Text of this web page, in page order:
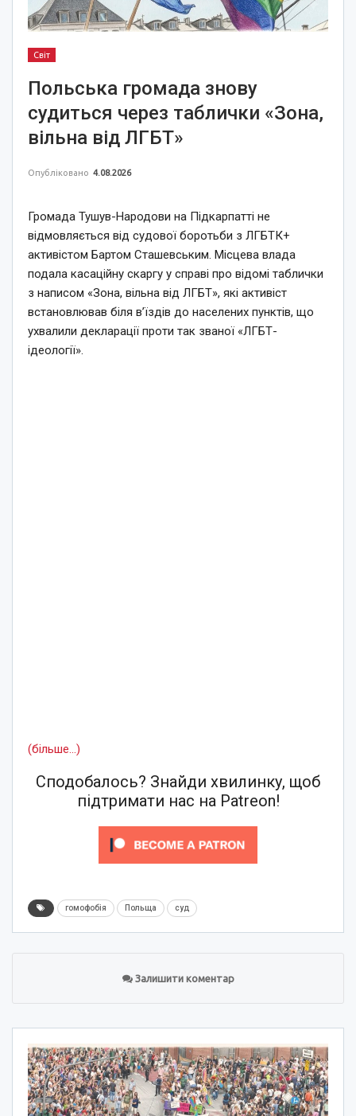
Світ
Польська громада знову
судиться через таблички «Зона,
вільна від ЛГБТ»
Опубліковано 4.08.2026
Громада Тушув-Народови на Підкарпатті не
відмовляється від судової боротьби з ЛГБТК+
активістом Бартом Сташевським. Місцева влада
подала касаційну скаргу у справі про відомі таблички
з написом «Зона, вільна від ЛГБТ», які активіст
встановлював біля в’їздів до населених пунктів, що
ухвалили декларації проти так званої «ЛГБТ-
ідеології».
(більше…)
Сподобалось? Знайди хвилинку, щоб
підтримати нас на Patreon!
гомофобія Польща суд
Залишити коментар